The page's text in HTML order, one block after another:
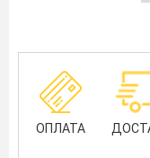
ОПЛАТА